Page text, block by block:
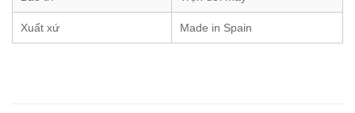
Xuất xứ Made in Spain